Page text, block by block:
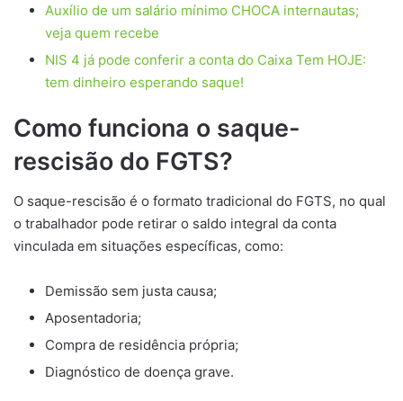
Auxílio de um salário mínimo CHOCA internautas;
veja quem recebe
NIS 4 já pode conferir a conta do Caixa Tem HOJE:
tem dinheiro esperando saque!
Como funciona o saque-
rescisão do FGTS?
O saque-rescisão é o formato tradicional do FGTS, no qual
o trabalhador pode retirar o saldo integral da conta
vinculada em situações específicas, como:
Demissão sem justa causa;
Aposentadoria;
Compra de residência própria;
Diagnóstico de doença grave.